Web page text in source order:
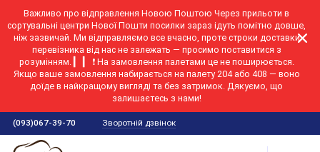
Важливо про відправлення Новою Поштою Через прильоти в
сортувальні центри Нової Пошти посилки зараз ідуть помітно довше,
ніж зазвичай. Ми відправляємо все вчасно, проте строки доставки
перевізника від нас не залежать — просимо поставитися з
розумінням. ▎ ▎ ❗ На замовлення палетами це не поширюється.
Якщо ваше замовлення набирається на палету 204 або 408 — воно
доїде в найкращому вигляді та без затримок. Дякуємо, що
залишаєтесь з нами!
(093)067-39-70 Зворотній дзвінок